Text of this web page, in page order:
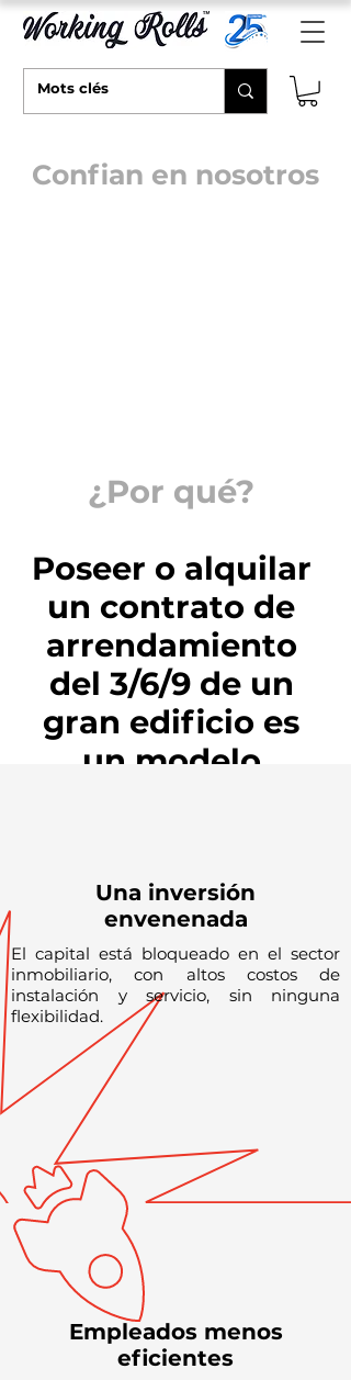
Confian en nosotros
¿Por qué?
Poseer o alquilar
un contrato de
arrendamiento
del 3/6/9 de un
gran edificio es
un modelo
Una inversión
envenenada
El capital está bloqueado en el sector
inmobiliario, con altos costos de
instalación y servicio, sin ninguna
flexibilidad.
Empleados menos
eficientes